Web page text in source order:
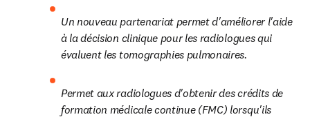
Un nouveau partenariat permet d'améliorer l'aide
à la décision clinique pour les radiologues qui
évaluent les tomographies pulmonaires.
Permet aux radiologues d'obtenir des crédits de
formation médicale continue (FMC) lorsqu'ils